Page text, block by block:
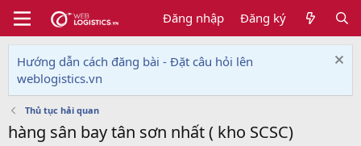
Đăng nhập Đăng ký
Hướng dẫn cách đăng bài - Đặt câu hỏi lên
weblogistics.vn
Thủ tục hải quan
hàng sân bay tân sơn nhất ( kho SCSC)